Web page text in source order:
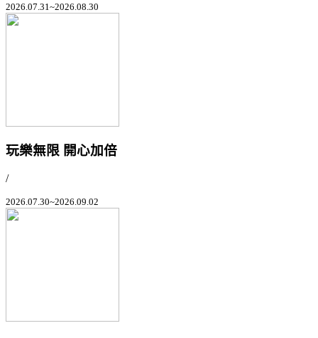
2026.07.31~2026.08.30
玩樂無限 開心加倍
/
2026.07.30~2026.09.02